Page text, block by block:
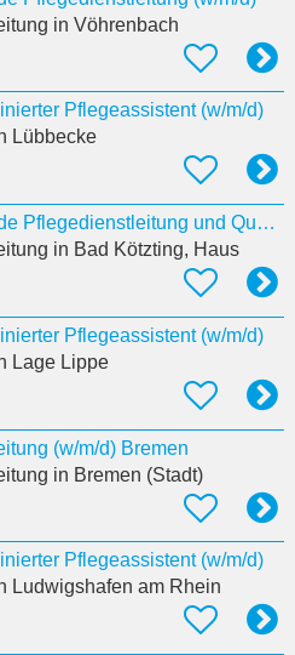
in Vöhrenbach
Pflegeassistent (w/m/d)
Lübbecke
Stellvertretende Pflegedienstleitung und Qualitätsbeauftragte:r (w/m/d)
in Bad Kötzting, Haus
Pflegeassistent (w/m/d)
Lage Lippe
(w/m/d) Bremen
in Bremen (Stadt)
Pflegeassistent (w/m/d)
Ludwigshafen am Rhein